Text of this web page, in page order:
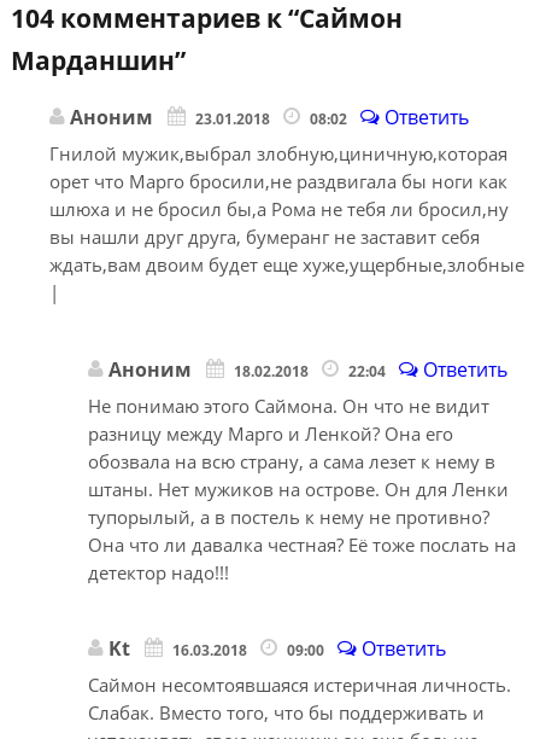
104 комментариев к “Саймон
Марданшин”
Аноним 23.01.2018 08:02 Ответить
Гнилой мужик,выбрал злобную,циничную,которая
орет что Марго бросили,не раздвигала бы ноги как
шлюха и не бросил бы,а Рома не тебя ли бросил,ну
вы нашли друг друга, бумеранг не заставит себя
ждать,вам двоим будет еще хуже,ущербные,злобные
|
Аноним 18.02.2018 22:04 Ответить
Не понимаю этого Саймона. Он что не видит
разницу между Марго и Ленкой? Она его
обозвала на всю страну, а сама лезет к нему в
штаны. Нет мужиков на острове. Он для Ленки
тупорылый, а в постель к нему не противно?
Она что ли давалка честная? Её тоже послать на
детектор надо!!!
Kt 16.03.2018 09:00 Ответить
Саймон несомтоявшаяся истеричная личность.
Слабак. Вместо того, что бы поддерживать и